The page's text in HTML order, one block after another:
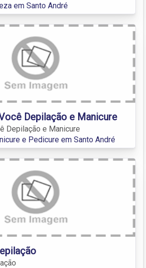
em Santo André
Depilação e Manicure
Depilação e Manicure
e Pedicure em Santo André